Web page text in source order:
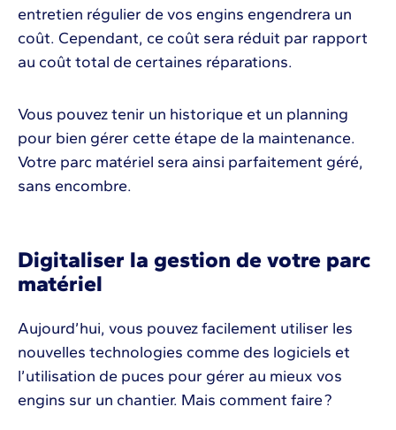
entretien régulier de vos engins engendrera un
coût. Cependant, ce coût sera réduit par rapport
au coût total de certaines réparations.
Vous pouvez tenir un historique et un planning
pour bien gérer cette étape de la maintenance.
Votre parc matériel sera ainsi parfaitement géré,
sans encombre.
Digitaliser la gestion de votre parc
matériel
Aujourd’hui, vous pouvez facilement utiliser les
nouvelles technologies comme des logiciels et
l’utilisation de puces pour gérer au mieux vos
engins sur un chantier. Mais comment faire ?